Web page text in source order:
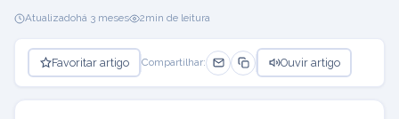
Atualizadohá 3 meses 2min de leitura
Favoritar artigo Compartilhar: Ouvir artigo